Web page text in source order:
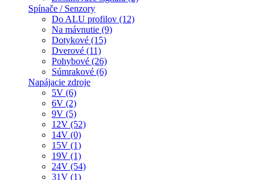
Spínače / Senzory
Do ALU profilov (12)
Na mávnutie (9)
Dotykové (15)
Dverové (11)
Pohybové (26)
Súmrakové (6)
Napájacie zdroje
5V (6)
6V (2)
9V (5)
12V (52)
14V (0)
15V (1)
19V (1)
24V (54)
31V (1)